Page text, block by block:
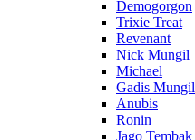
Demogorgon
Trixie Treat
Revenant
Nick Mungil
Michael
Gadis Mungil
Anubis
Ronin
Jago Tembak